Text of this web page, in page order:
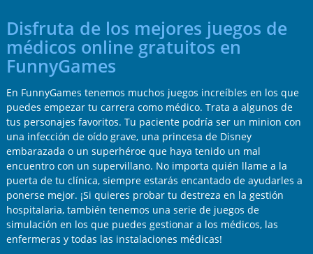
Disfruta de los mejores juegos de
médicos online gratuitos en
FunnyGames
En FunnyGames tenemos muchos juegos increíbles en los que
puedes empezar tu carrera como médico. Trata a algunos de
tus personajes favoritos. Tu paciente podría ser un minion con
una infección de oído grave, una princesa de Disney
embarazada o un superhéroe que haya tenido un mal
encuentro con un supervillano. No importa quién llame a la
puerta de tu clínica, siempre estarás encantado de ayudarles a
ponerse mejor. ¡Si quieres probar tu destreza en la gestión
hospitalaria, también tenemos una serie de juegos de
simulación en los que puedes gestionar a los médicos, las
enfermeras y todas las instalaciones médicas!